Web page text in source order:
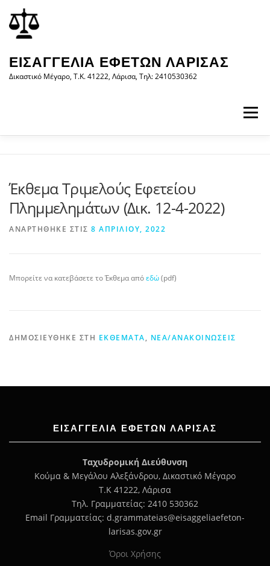
περιεχόμενο
στο
περιεχόμενο
ΕΙΣΑΓΓΕΛΊΑ ΕΦΕΤΏΝ ΛΆΡΙΣΑΣ
Δικαστικό Μέγαρο, Τ.Κ. 41222, Λάρισα, Τηλ: 2410530362
Μενού
ΝΈΑ/ΑΝΑΚΟΙΝΏΣΕΙΣ ΈΝΤΥΠΑ
Έκθεμα Τριμελούς Εφετείου
Πλημμελημάτων (Δικ. 12-4-2022)
ΑΝΑΡΤΉΘΗΚΕ ΣΤΙΣ 8 ΑΠΡΙΛΊΟΥ, 2022
Μπορείτε να κατεβάσετε το Έκθεμα απόεδώ(pdf)
ΔΗΜΟΣΙΕΎΘΗΚΕ ΣΤΗ ΕΚΘΈΜΑΤΑ, ΝΈΑ/ΑΝΑΚΟΙΝΏΣΕΙΣ
ΕΙΣΑΓΓΕΛΊΑ ΕΦΕΤΏΝ ΛΆΡΙΣΑΣ
Ταχυδρομική Διεύθυνση
Κούμα & Μεγάλου Αλεξάνδρου, Δικαστικό Μέγαρο
Τ.Κ 41222, Λάρισα
Τηλ. Γραμματείας: 2410 530362
Email Γραμματείας: d.grammateias@eisaggeliaefeton-
larisas.gov.gr
Όροι Χρήσης